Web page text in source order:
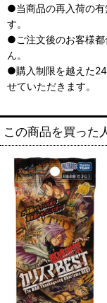
●当商品の再入荷の有
す。
●ご注文後のお客様都
ん。
●購入制限を越えた
せていただきます。
この商品を買った